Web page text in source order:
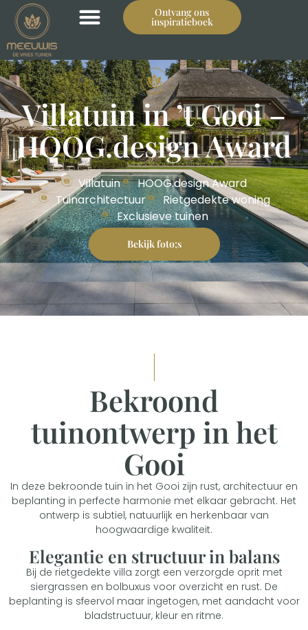
Ontvang ons
inspiratieboek
Een droomtuin in ’t
gooi
Villatuin in ’t Gooi –
HOOG.design Award
Villatuin
HOOG.design Award
Tuinarchitectuur
Rietgedekte woning
Exclusieve tuinen
Bekijk foto;s
Bekroond
tuinontwerp in het
Gooi
In deze bekroonde tuin in het Gooi zijn rust, architectuur en
beplanting in perfecte harmonie met elkaar gebracht. Het
ontwerp is subtiel, natuurlijk en herkenbaar van
hoogwaardige kwaliteit.
Elegantie en structuur in balans
Bij de rietgedekte villa zorgt een verzorgde oprit met
siergrassen en bolbuxus voor overzicht en rust. De
beplanting is sfeervol maar ingetogen, met aandacht voor
bladstructuur, kleur en ritme.